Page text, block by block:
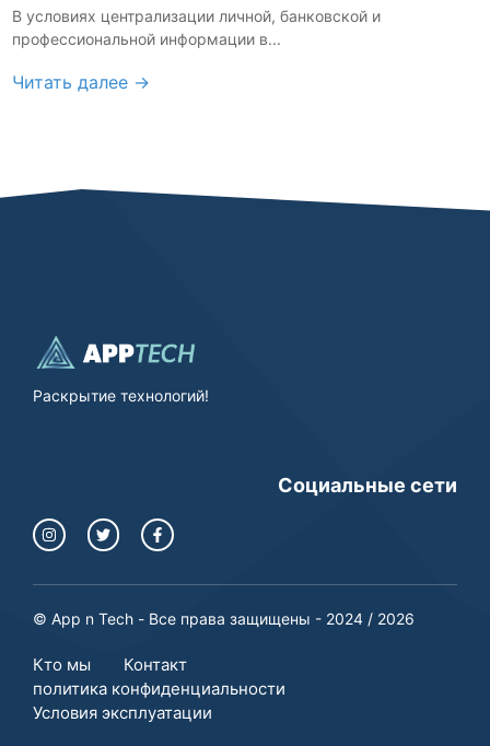
В условиях централизации личной, банковской и
профессиональной информации в...
Читать далее →
Раскрытие технологий!
Социальные сети
© App n Tech - Все права защищены - 2024 / 2026
Кто мы
Контакт
политика конфиденциальности
Условия эксплуатации